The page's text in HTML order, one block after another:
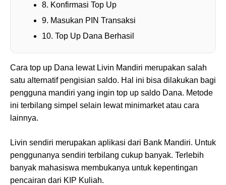
8. Konfirmasi Top Up
9. Masukan PIN Transaksi
10. Top Up Dana Berhasil
Cara top up Dana lewat Livin Mandiri merupakan salah
satu alternatif pengisian saldo. Hal ini bisa dilakukan bagi
pengguna mandiri yang ingin top up saldo Dana. Metode
ini terbilang simpel selain lewat minimarket atau cara
lainnya.
Livin sendiri merupakan aplikasi dari Bank Mandiri. Untuk
penggunanya sendiri terbilang cukup banyak. Terlebih
banyak mahasiswa membukanya untuk kepentingan
pencairan dari KIP Kuliah.